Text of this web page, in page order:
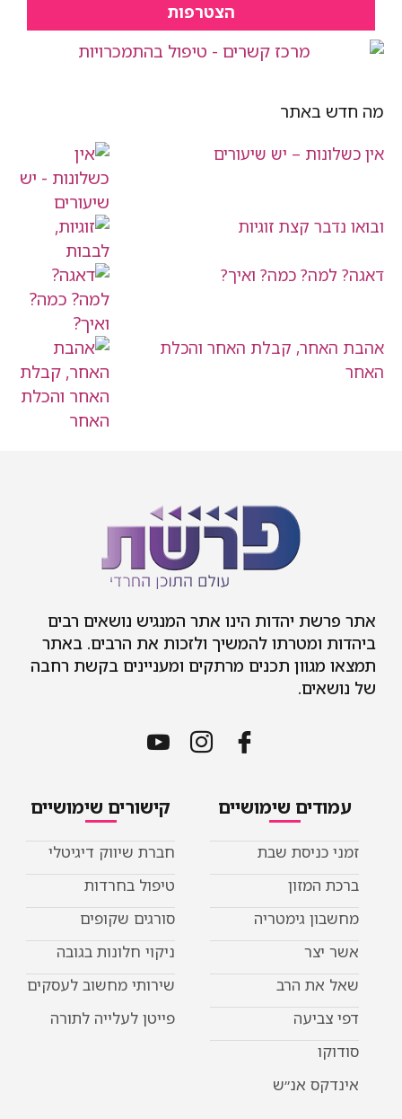
הצטרפות
מה חדש באתר
אין כשלונות – יש שיעורים
ובואו נדבר קצת זוגיות
דאגה? למה? כמה? ואיך?
אהבת האחר, קבלת האחר והכלת
האחר
אתר פרשת יהדות הינו אתר המנגיש נושאים רבים
ביהדות ומטרתו להמשיך ולזכות את הרבים. באתר
תמצאו מגוון תכנים מרתקים ומעניינים בקשת רחבה
של נושאים.
עמודים שימושיים
זמני כניסת שבת
ברכת המזון
מחשבון גימטריה
אשר יצר
שאל את הרב
דפי צביעה
סודוקו
אינדקס אנ״ש
קישורים שימושיים
חברת שיווק דיגיטלי
טיפול בחרדות
סורגים שקופים
ניקוי חלונות בגובה
שירותי מחשוב לעסקים
פייטן לעלייה לתורה